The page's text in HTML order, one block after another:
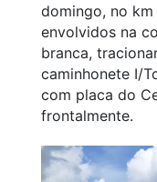
domingo, no km
envolvidos na
branca,
caminhonete I/
com placa do
frontalmente.